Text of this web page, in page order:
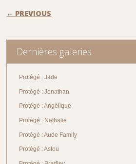
POST NAVIGATION
← PREVIOUS
Dernières galeries
Protégé : Jade
Protégé : Jonathan
Protégé : Angélique
Protégé : Nathalie
Protégé : Aude Family
Protégé : Astou